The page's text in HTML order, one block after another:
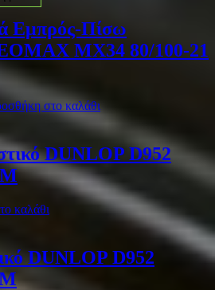
Εμπρός-Πίσω
MX34 80/100-21
στο καλάθι
DUNLOP D952
καλάθι
DUNLOP D952